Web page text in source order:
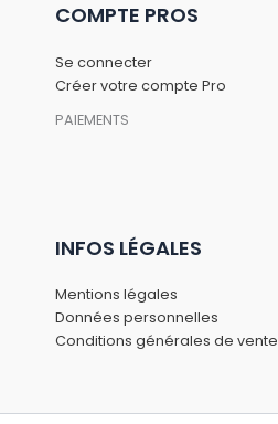
COMPTE PROS
Se connecter
Créer votre compte Pro
PAIEMENTS
INFOS LÉGALES
Mentions légales
Données personnelles
Conditions générales de vente